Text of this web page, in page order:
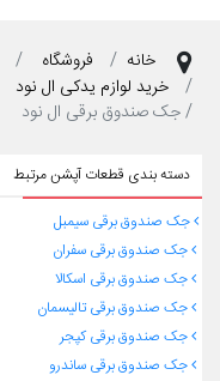
خانه فروشگاه
خرید لوازم یدکی ال نود
جک صندوق برقی ال نود
دسته بندی قطعات آپشن مرتبط
جک صندوق برقی سیمبل
جک صندوق برقی سفران
جک صندوق برقی اسکالا
جک صندوق برقی تالیسمان
جک صندوق برقی کپجر
جک صندوق برقی ساندرو